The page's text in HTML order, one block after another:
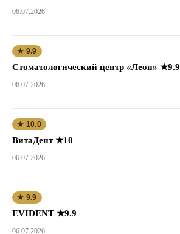
06.07.2026
★ 9.9
Стоматологический центр «Леон» ★9.9
06.07.2026
★ 10.0
ВитаДент ★10
06.07.2026
★ 9.9
EVIDENT ★9.9
06.07.2026